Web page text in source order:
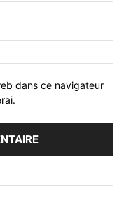
dans ce navigateur